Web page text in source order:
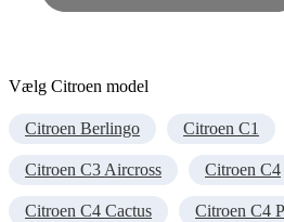
Vælg Citroen model
Citroen Berlingo Citroen C1
Citroen C3 Aircross Citroen C4
Citroen C4 Cactus Citroen C4